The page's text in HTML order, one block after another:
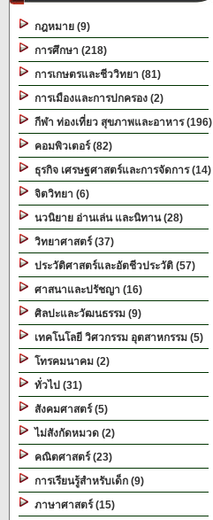
กฎหมาย (9)
การศึกษา (218)
การเกษตรและชีววิทยา (81)
การเมืองและการปกครอง (2)
กีฬา ท่องเที่ยว สุขภาพและอาหาร (196)
คอมพิวเตอร์ (82)
ธุรกิจ เศรษฐศาสตร์และการจัดการ (14)
จิตวิทยา (6)
นวนิยาย อ่านเล่น และนิทาน (28)
วิทยาศาสตร์ (37)
ประวัติศาสตร์และอัตชีวประวัติ (57)
ศาสนาและปรัชญา (16)
ศิลปะและวัฒนธรรม (9)
เทคโนโลยี วิศวกรรม อุตสาหกรรม (5)
โทรคมนาคม (2)
ทั่วไป (31)
สังคมศาสตร์ (5)
ไม่สังกัดหมวด (2)
คณิตศาสตร์ (23)
การเรียนรู้สำหรับเด็ก (9)
ภาษาศาสตร์ (15)